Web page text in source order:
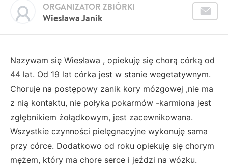
Wiesława Janik
ORGANIZATOR ZBIÓRKI
Nazywam się Wiesława , opiekuję się chorą córką od
44 lat. Od 19 lat córka jest w stanie wegetatywnym.
Choruje na postępowy zanik kory mózgowej ,nie ma
z nią kontaktu, nie połyka pokarmów -karmiona jest
zgłębnikiem żołądkowym, jest zacewnikowana.
Wszystkie czynności pielęgnacyjne wykonuję sama
przy córce. Dodatkowo od roku opiekuję się chorym
mężem, który ma chore serce i jeździ na wózku.